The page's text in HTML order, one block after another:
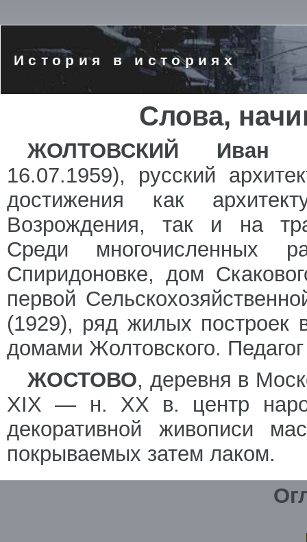
История в историях
Слова,
ЖОЛТОВСКИЙ Иван
16.07.1959), русский
достижения как
Возрождения, так и на
Среди
Спиридоновке, дом
первой
(1929), ряд жилых построек
домами Жолтовского.
ЖОСТОВО, деревня в
XIX — н. XX в. центр
декоративной живописи
покрываемых затем лаком.